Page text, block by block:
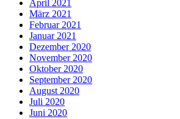
April 2021
März 2021
Februar 2021
Januar 2021
Dezember 2020
November 2020
Oktober 2020
September 2020
August 2020
Juli 2020
Juni 2020